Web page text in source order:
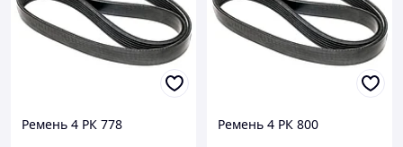
Ремень 4 РК 778 Ремень 4 РК 800